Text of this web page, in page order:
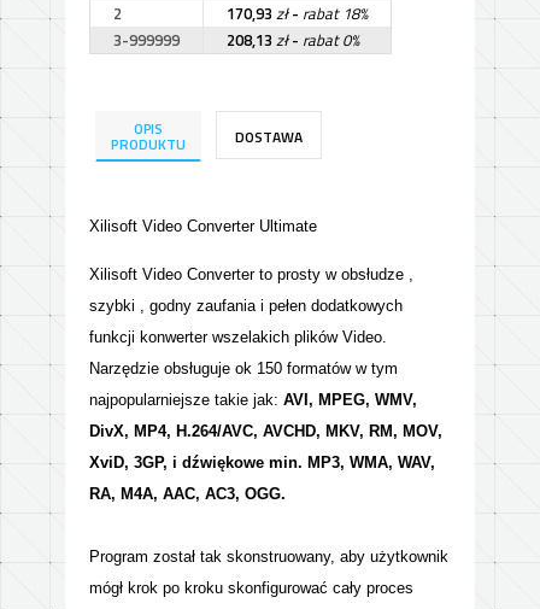
2
170,93 zł- rabat 18%
3-999999
208,13 zł- rabat 0%
OPIS
PRODUKTU DOSTAWA
Xilisoft Video Converter Ultimate
Xilisoft Video Converter to prosty w obsłudze ,
szybki , godny zaufania i pełen dodatkowych
funkcji konwerter wszelakich plików Video.
Narzędzie obsługuje ok 150 formatów w tym
najpopularniejsze takie jak: AVI, MPEG, WMV,
DivX, MP4, H.264/AVC, AVCHD, MKV, RM, MOV,
XviD, 3GP, i dźwiękowe min. MP3, WMA, WAV,
RA, M4A, AAC, AC3, OGG.
Program został tak skonstruowany, aby użytkownik
mógł krok po kroku skonfigurować cały proces